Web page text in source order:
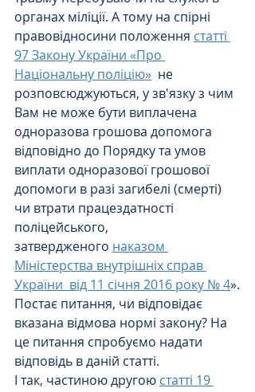
органах міліції. А тому на спірні
правовідносини положення статті
97 Закону України «Про
Національну поліцію» не
розповсюджуються, у зв'язку з чим
Вам не може бути виплачена
одноразова грошова допомога
відповідно до Порядку та умов
виплати одноразової грошової
допомоги в разі загибелі (смерті)
чи втрати працездатності
поліцейського,
затвердженого наказом
Міністерства внутрішніх справ
України  від 11 січня 2016 року № 4».
Постає питання, чи відповідає
вказана відмова нормі закону? На
це питання спробуємо надати
відповідь в даній статті.
І так, частиною другою статті 19